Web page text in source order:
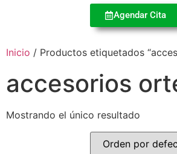
Agendar Cita
Inicio / Productos etiquetados
accesorios
Mostrando el único resultado